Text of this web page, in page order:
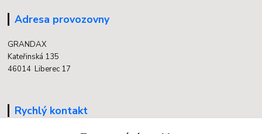
Adresa provozovny
GRANDAX
Kateřinská 135
46014 Liberec 17
Rychlý kontakt